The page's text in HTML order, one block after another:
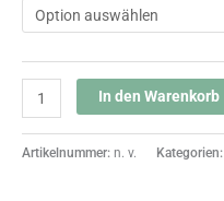
In den Warenkorb
Artikelnummer: n. v. Kategorien: